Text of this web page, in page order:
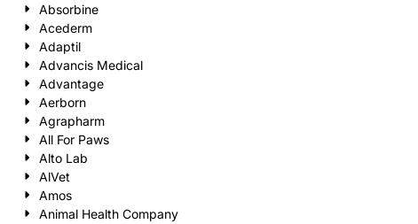
Absorbine
Acederm
Adaptil
Advancis Medical
Advantage
Aerborn
Agrapharm
All For Paws
Alto Lab
AlVet
Amos
Animal Health Company